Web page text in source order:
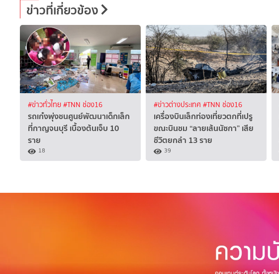
ข่าวที่เกี่ยวข้อง
#ข่าวทั่วไทย#TNN ช่อง16
รถเก๋งพุ่งชนศูนย์พัฒนาเด็กเล็ก
ที่กาญจนบุรี เบื้องต้นเจ็บ 10
ราย
18
#ข่าวต่างประเทศ #TNN ช่อง16
เครื่องบินเล็กท่องเที่ยวตกที่เปรู
ขณะบินชม “ลายเส้นนัซกา” เสีย
ชีวิตยกลำ 13 ราย
39